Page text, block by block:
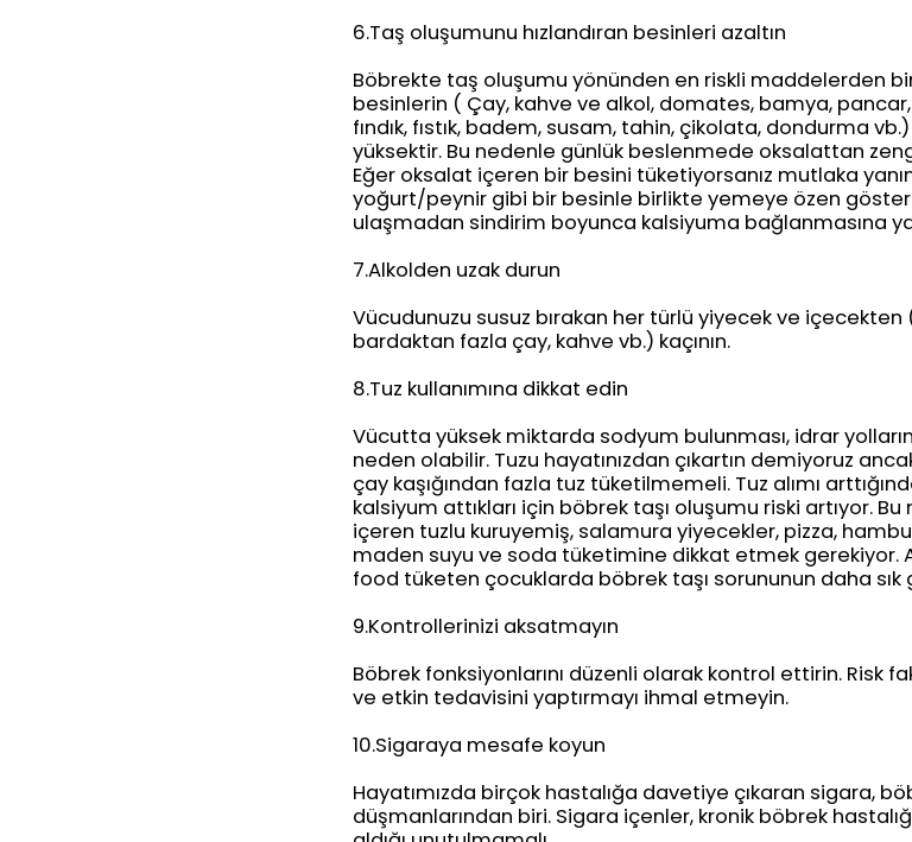
6.Taş oluşumunu hızlandıran besinleri azaltın
Böbrekte taş oluşumu yönünden en riskli maddelerden
besinlerin ( Çay, kahve ve alkol, domates, bamya, pancar,
fındık, fıstık, badem, susam, tahin, çikolata, dondurma
yüksektir. Bu nedenle günlük beslenmede oksalattan
Eğer oksalat içeren bir besini tüketiyorsanız mutlaka
yoğurt/peynir gibi bir besinle birlikte yemeye özen
ulaşmadan sindirim boyunca kalsiyuma bağlanmasına
7.Alkolden uzak durun
Vücudunuzu susuz bırakan her türlü yiyecek ve
bardaktan fazla çay, kahve vb.) kaçının.
8.Tuz kullanımına dikkat edin
Vücutta yüksek miktarda sodyum bulunması, idrar
neden olabilir. Tuzu hayatınızdan çıkartın demiyoruz
çay kaşığından fazla tuz tüketilmemeli. Tuz alımı
kalsiyum attıkları için böbrek taşı oluşumu riski artıyor.
içeren tuzlu kuruyemiş, salamura yiyecekler, pizza,
maden suyu ve soda tüketimine dikkat etmek gerekiyor.
food tüketen çocuklarda böbrek taşı sorununun daha
9.Kontrollerinizi aksatmayın
Böbrek fonksiyonlarını düzenli olarak kontrol ettirin. Risk
ve etkin tedavisini yaptırmayı ihmal etmeyin.
10.Sigaraya mesafe koyun
Hayatımızda birçok hastalığa davetiye çıkaran sigara,
düşmanlarından biri. Sigara içenler, kronik böbrek